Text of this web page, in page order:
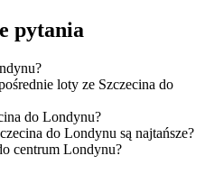
pytania
loty ze Szczecina do
do Londynu?
do Londynu są najtańsze?
centrum Londynu?